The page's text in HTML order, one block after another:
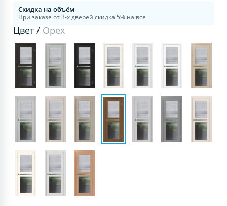
Скидка на объём
При заказе от 3-х дверей скидка 5% на все
Цвет / Орех